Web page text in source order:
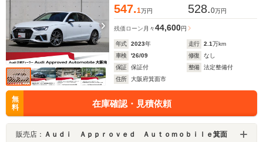
547.1万円 528.0万円
残価ローン 月々44,600円
年式 2023年 走行 2.1万km
車検
'26/09 修復
なし
保証
保証付 整備
法定整備付
住所
大阪府箕面市
無
料
在庫確認・見積依頼
販売店： Ａｕｄｉ Ａｐｐｒｏｖｅｄ Ａｕｔｏｍｏｂｉｌｅ箕面